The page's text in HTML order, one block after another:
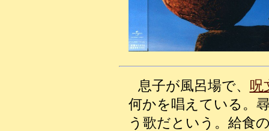
息子が風呂場で、 呪
何かを唱えている。
う歌だという。給食